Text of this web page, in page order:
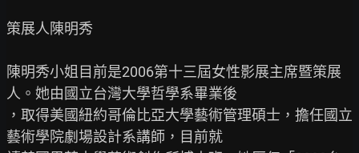
策展人陳明秀
陳明秀小姐目前是2006第十三屆女性影展主席暨策展
人。她由國立台灣大學哲學系畢業後
，取得美國紐約哥倫比亞大學藝術管理碩士，擔任國立
藝術學院劇場設計系講師，目前就